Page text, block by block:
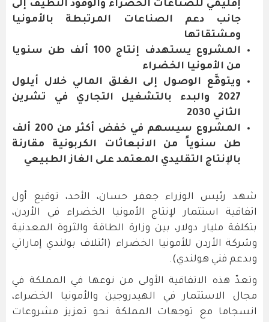
إقليمي للصناعات الخضراء والوقود النظيف إلى
جانب دعم الصناعات المرتبطة بالأمونيا
ومشتقاتها
المشروع يستهدف إنتاج 100 ألف طن سنويا
من الأمونيا الخضراء
ويتوقَّع الوصول إلى الغلق المالي خلال أيلول
2027 والبدء بالتشغيل التجاري في تشرين
الثاني 2030
المشروع سيسهم في خفض أكثر من 200 ألف
طن سنوياً من الانبعاثات الكربونية مقارنة
بالإنتاج التقليدي المعتمد على الغاز الطبيعي
شهد رئيس الوزراء جعفر حسان، الأحد، توقيع أول
اتفاقية استثمار لإنتاج الأمونيا الخضراء في الأردن،
بتكلفة مليار دولار، بين وزارة الطاقة والثروة المعدنية
وشركة الأردن للأمونيا الخضراء (ائتلاف بولندي إماراتي
وبدعم فني هولندي).
وتعدّ هذه الاتفاقية الأولى من نوعها في المملكة في
مجال الاستثمار في الهيدروجين والأمونيا الخضراء،
انسجاما مع توجهات المملكة نحو تعزيز مشروعات